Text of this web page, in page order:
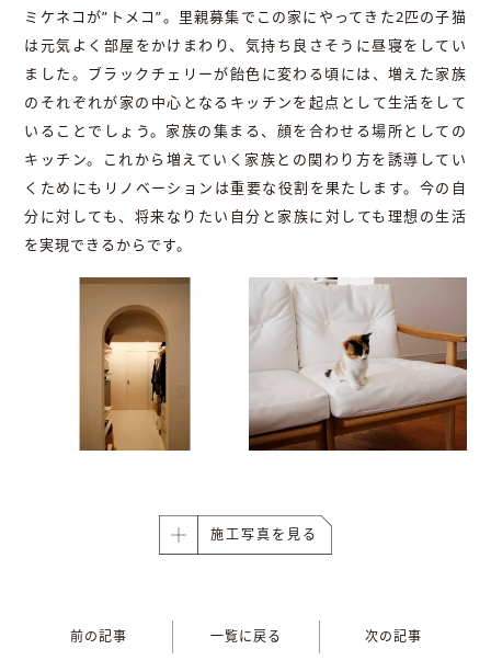
ミケネコが”トメコ”。里親募集でこの家にやってきた2匹の子猫
は元気よく部屋をかけまわり、気持ち良さそうに昼寝をしてい
ました。ブラックチェリーが飴色に変わる頃には、増えた家族
のそれぞれが家の中心となるキッチンを起点として生活をして
いることでしょう。家族の集まる、顔を合わせる場所としての
キッチン。これから増えていく家族との関わり方を誘導してい
くためにもリノベーションは重要な役割を果たします。今の自
分に対しても、将来なりたい自分と家族に対しても理想の生活
を実現できるからです。
施工写真を見る
前の記事 一覧に戻る 次の記事